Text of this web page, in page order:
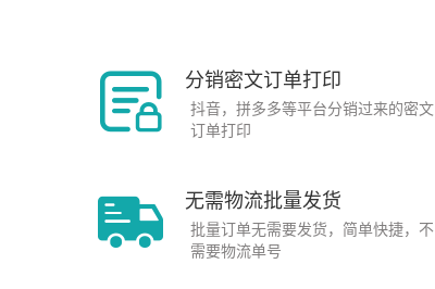
分销密文订单打印
抖音，拼多多等平台分销过来的密文
订单打印
无需物流批量发货
批量订单无需要发货，简单快捷，不
需要物流单号